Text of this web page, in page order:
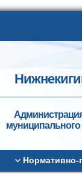
муниципального